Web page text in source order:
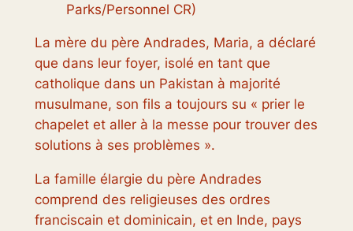
Parks/Personnel CR)
La mère du père Andrades, Maria, a déclaré
que dans leur foyer, isolé en tant que
catholique dans un Pakistan à majorité
musulmane, son fils a toujours su « prier le
chapelet et aller à la messe pour trouver des
solutions à ses problèmes ».
La famille élargie du père Andrades
comprend des religieuses des ordres
franciscain et dominicain, et en Inde, pays